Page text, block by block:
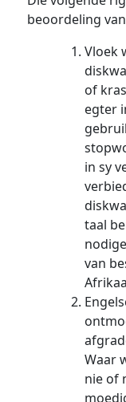
beoordeling
Vloek
of
egter
in sy
taal
van
Waar
nie of